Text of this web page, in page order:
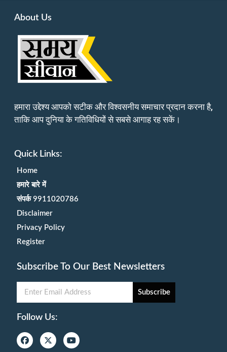
About Us
हमारा उद्देश्य आपको सटीक और विश्वसनीय समाचार प्रदान करना है,
ताकि आप दुनिया के गतिविधियों से सबसे आगाह रह सकें।
Quick Links:
Home
हमारे बारे में
संपर्क 9911020786
Disclaimer
Privacy Policy
Register
Subscribe To Our Best Newsletters
Subscribe
Follow Us: